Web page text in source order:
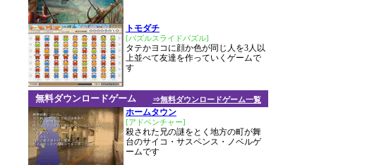
トモダチ
[パズルスライドパズル]
タテかヨコに顔か色が同じ人を3人以
上並べて友達を作っていくゲームで
す
⇒無料ダウンロードゲーム一覧
無料ダウンロードゲーム
ホームタウン
[アドベンチャー]
殺された兄の謎をとく地方の町が舞
台のサイコ・サスペンス・ノベルゲ
ームです